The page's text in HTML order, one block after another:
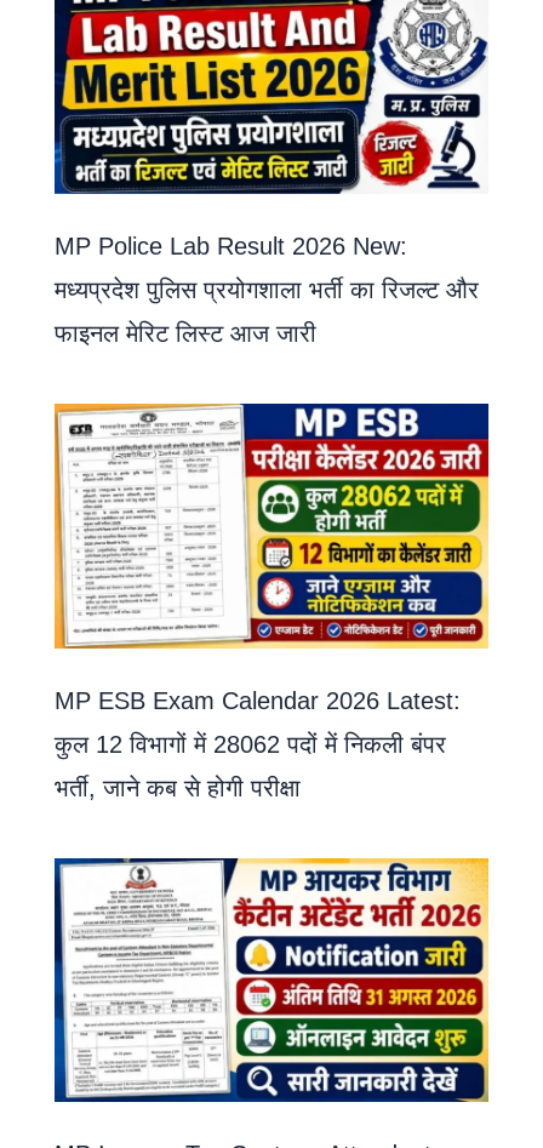
MP Police Lab Result 2026 New:
मध्यप्रदेश पुलिस प्रयोगशाला भर्ती का रिजल्ट और
फाइनल मेरिट लिस्ट आज जारी
MP ESB Exam Calendar 2026 Latest:
कुल 12 विभागों में 28062 पदों में निकली बंपर
भर्ती, जाने कब से होगी परीक्षा